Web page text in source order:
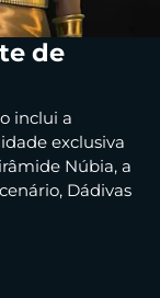
de
inclui a
exclusiva
Núbia, a
Dádivas